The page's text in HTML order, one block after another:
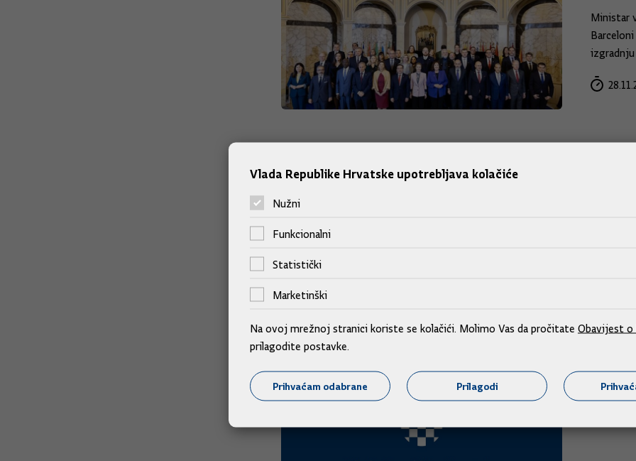
Ministar
potrebi
Vlada Republike Hrvatske upotrebljava kolačiće
Nužni
Funkcionalni
Statistički
Marketinški
Na ovoj mrežnoj stranici koriste se kolačići. Molimo Vas da pročitate Obavijest o
prilagodite postavke.
Prihvaćam odabrane Prilagodi